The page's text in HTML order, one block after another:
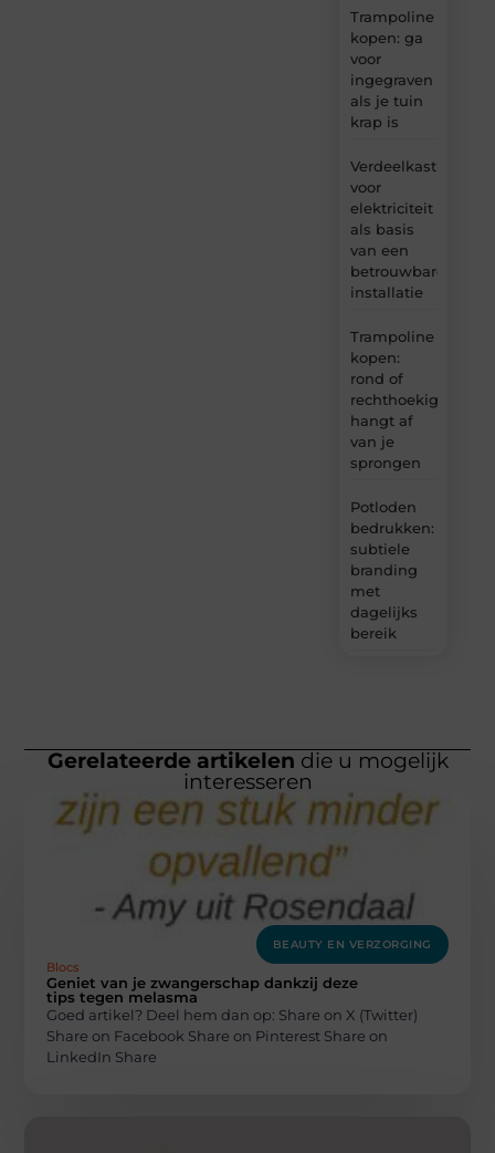
Trampoline
kopen: ga
voor
ingegraven
als je tuin
krap is
Verdeelkast
voor
elektriciteit
als basis
van een
betrouwbare
installatie
Trampoline
kopen:
rond of
rechthoekig
hangt af
van je
sprongen
Potloden
bedrukken:
subtiele
branding
met
dagelijks
bereik
Gerelateerde artikelen die u mogelijk
interesseren
BEAUTY EN VERZORGING
Blocs
Geniet van je zwangerschap dankzij deze
tips tegen melasma
Goed artikel? Deel hem dan op: Share on X (Twitter)
Share on Facebook Share on Pinterest Share on
LinkedIn Share